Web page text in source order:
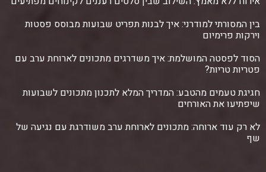
בין המסורתי למודרני: איך לבנות תפריט שבועות מבוסס פסטות
וירקות פרימיום
הסוד לפסטה המושלמת: איך משדרגים מתכונים לארוחת ערב עם
פטריות טריות?
חגיגת טעמים מהטבע: המדריך המלא לתכנון מתכונים לשבועות
שיפתיעו את האורחים
לא רק עוד ארוחה: מתכונים לארוחת ערב משודרגת עם נגיעה של
שף